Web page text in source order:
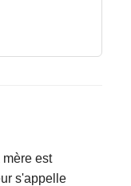
est
s'appelle